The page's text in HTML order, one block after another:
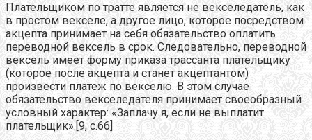
Плательщиком по тратте является не векселедатель, как
в простом векселе, а другое лицо, которое посредством
акцепта принимает на себя обязательство оплатить
переводной вексель в срок. Следовательно, переводной
вексель имеет форму приказа трассанта плательщику
(которое после акцепта и станет акцептантом)
произвести платеж по векселю. В этом случае
обязательство векселедателя принимает своеобразный
условный характер: «Заплачу я, если не выплатит
плательщик».[9, с.66]